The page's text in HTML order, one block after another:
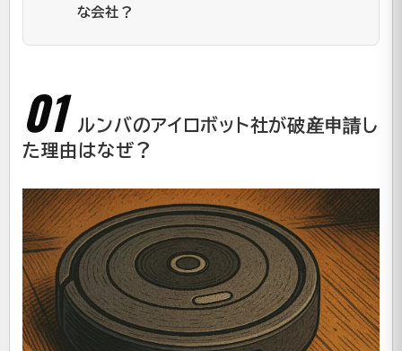
な会社？
ルンバのアイロボット社が破産申請し
た理由はなぜ？